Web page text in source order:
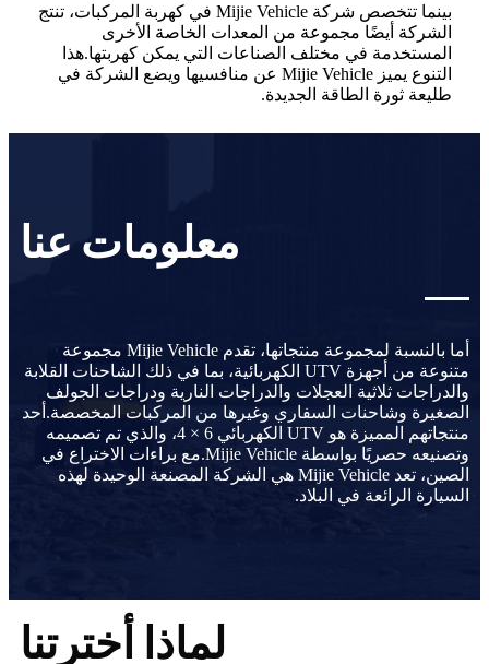
بينما تتخصص شركة Mijie Vehicle في كهربة المركبات، تنتج
الشركة أيضًا مجموعة من المعدات الخاصة الأخرى
المستخدمة في مختلف الصناعات التي يمكن كهربتها.هذا
التنوع يميز Mijie Vehicle عن منافسيها ويضع الشركة في
طليعة ثورة الطاقة الجديدة.
معلومات عنا
أما بالنسبة لمجموعة منتجاتها، تقدم Mijie Vehicle مجموعة
متنوعة من أجهزة UTV الكهربائية، بما في ذلك الشاحنات القلابة
والدراجات ثلاثية العجلات والدراجات النارية ودراجات الجولف
الصغيرة وشاحنات السفاري وغيرها من المركبات المخصصة.أحد
منتجاتهم المميزة هو UTV الكهربائي 6 × 4، والذي تم تصميمه
وتصنيعه حصريًا بواسطة Mijie Vehicle.مع براءات الاختراع في
الصين، تعد Mijie Vehicle هي الشركة المصنعة الوحيدة لهذه
السيارة الرائعة في البلاد.
لماذا أخترتنا